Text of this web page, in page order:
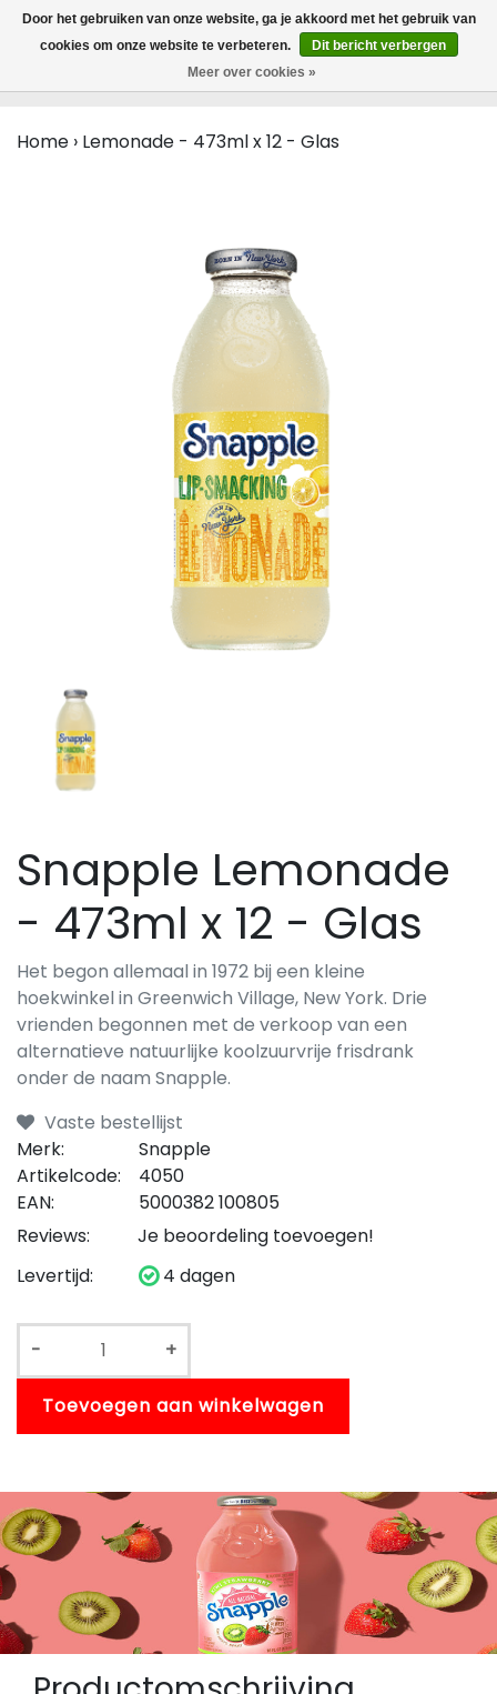
MENU
0
Home › Lemonade - 473ml x 12 - Glas
Snapple Lemonade
- 473ml x 12 - Glas
Het begon allemaal in 1972 bij een kleine
hoekwinkel in Greenwich Village, New York. Drie
vrienden begonnen met de verkoop van een
alternatieve natuurlijke koolzuurvrije frisdrank
onder de naam Snapple.
Vaste bestellijst
Merk:
Snapple
Artikelcode:
4050
EAN:
5000382 100805
Reviews:
Je beoordeling toevoegen!
Levertijd:
4 dagen
- +
Toevoegen aan winkelwagen
Door het gebruiken van onze website, ga je akkoord met het gebruik van
cookies om onze website te verbeteren.
Dit bericht verbergen
Meer over cookies »